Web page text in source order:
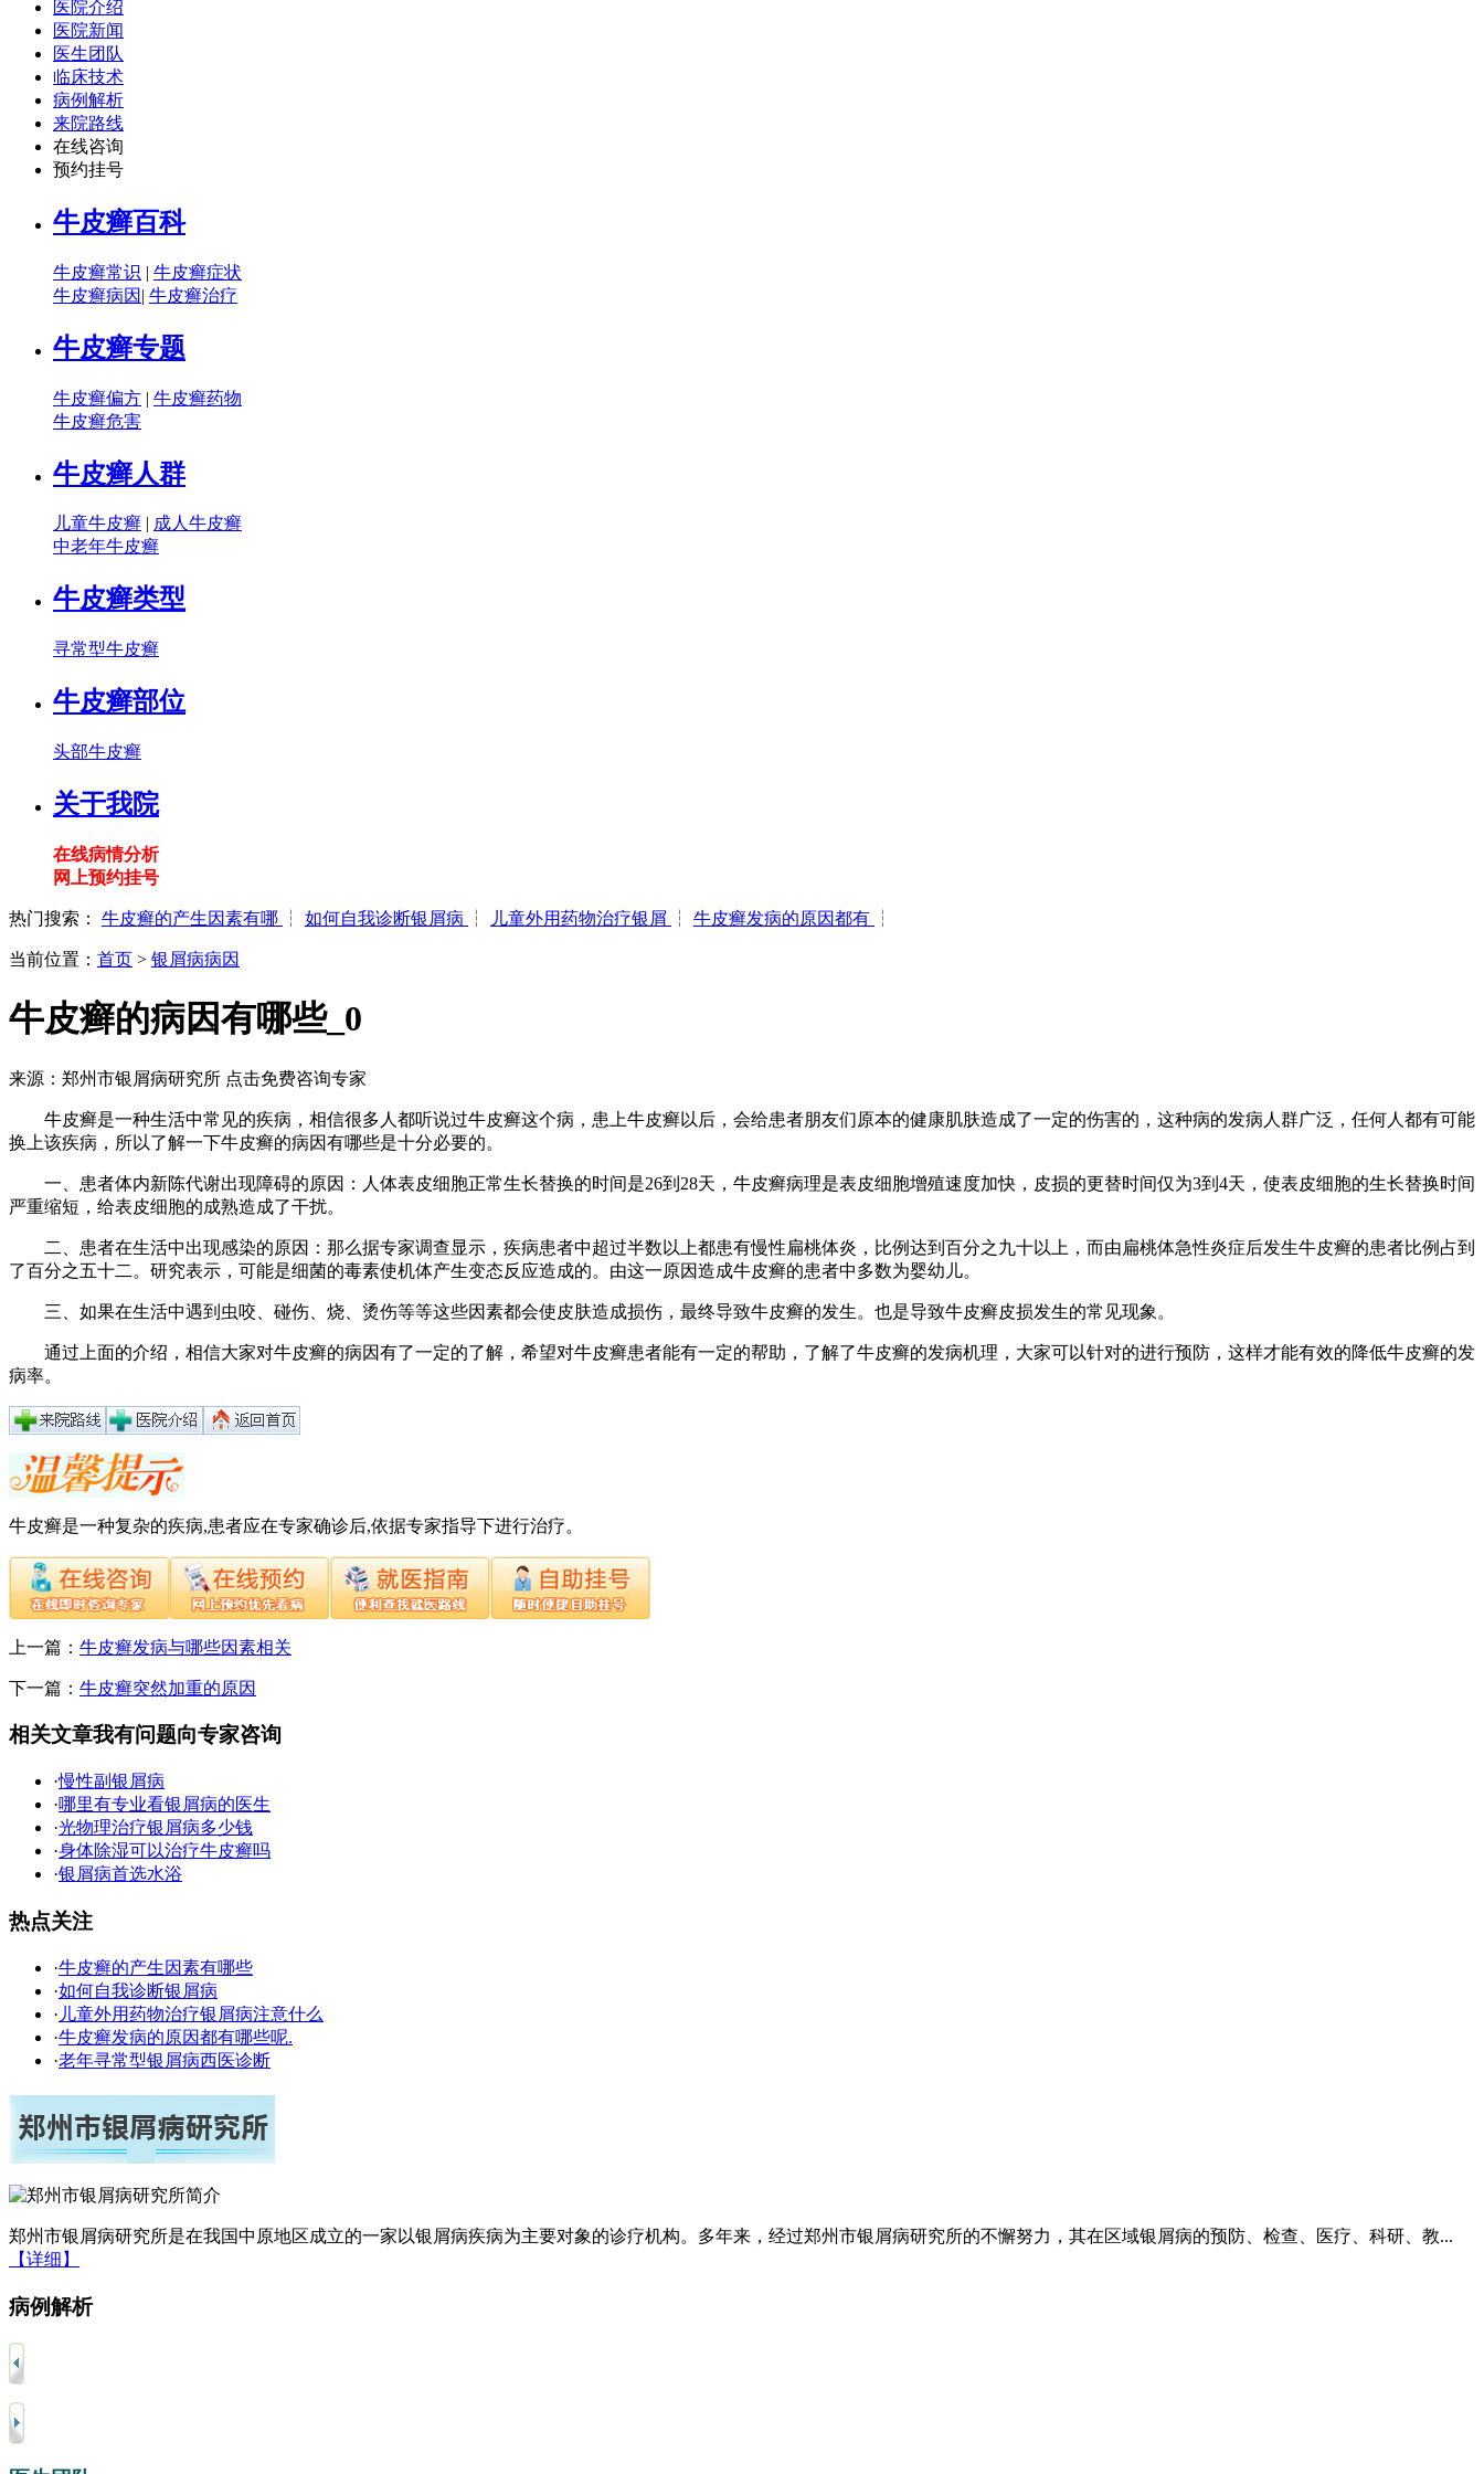
医院介绍
医院新闻
医生团队
临床技术
病例解析
来院路线
在线咨询
预约挂号
牛皮癣百科
牛皮癣常识 | 牛皮癣症状
牛皮癣病因 | 牛皮癣治疗
牛皮癣专题
牛皮癣偏方 | 牛皮癣药物
牛皮癣危害
牛皮癣人群
儿童牛皮癣 | 成人牛皮癣
中老年牛皮癣
牛皮癣类型
寻常型牛皮癣
牛皮癣部位
头部牛皮癣
关于我院
在线病情分析
网上预约挂号
热门搜索： 牛皮癣的产生因素有哪 ┆ 如何自我诊断银屑病 ┆ 儿童外用药物治疗银屑 ┆ 牛皮癣发病的原因都有 ┆
当前位置： 首页 > 银屑病病因
牛皮癣的病因有哪些_0
来源：郑州市银屑病研究所 点击免费咨询专家
牛皮癣是一种生活中常见的疾病，相信很多人都听说过牛皮癣这个病，患上牛皮癣以后，会给患者朋友们原本的健康肌肤造成了一定的伤害的，这种病的发病人群广泛，任何人都有可能
换上该疾病，所以了解一下牛皮癣的病因有哪些是十分必要的。
一、患者体内新陈代谢出现障碍的原因：人体表皮细胞正常生长替换的时间是26到28天，牛皮癣病理是表皮细胞增殖速度加快，皮损的更替时间仅为3到4天，使表皮细胞的生长替换时间
严重缩短，给表皮细胞的成熟造成了干扰。
二、患者在生活中出现感染的原因：那么据专家调查显示，疾病患者中超过半数以上都患有慢性扁桃体炎，比例达到百分之九十以上，而由扁桃体急性炎症后发生牛皮癣的患者比例占到
了百分之五十二。研究表示，可能是细菌的毒素使机体产生变态反应造成的。由这一原因造成牛皮癣的患者中多数为婴幼儿。
三、如果在生活中遇到虫咬、碰伤、烧、烫伤等等这些因素都会使皮肤造成损伤，最终导致牛皮癣的发生。也是导致牛皮癣皮损发生的常见现象。
通过上面的介绍，相信大家对牛皮癣的病因有了一定的了解，希望对牛皮癣患者能有一定的帮助，了解了牛皮癣的发病机理，大家可以针对的进行预防，这样才能有效的降低牛皮癣的发
病率。
牛皮癣是一种复杂的疾病,患者应在专家确诊后,依据专家指导下进行治疗。
上一篇： 牛皮癣发病与哪些因素相关
下一篇： 牛皮癣突然加重的原因
相关文章我有问题向专家咨询
·慢性副银屑病
·哪里有专业看银屑病的医生
·光物理治疗银屑病多少钱
·身体除湿可以治疗牛皮癣吗
·银屑病首选水浴
热点关注
·牛皮癣的产生因素有哪些
·如何自我诊断银屑病
· 儿童外用药物治疗银屑病注意什么
·牛皮癣发病的原因都有哪些呢.
·老年寻常型银屑病西医诊断
郑州市银屑病研究所是在我国中原地区成立的一家以银屑病疾病为主要对象的诊疗机构。多年来，经过郑州市银屑病研究所的不懈努力，其在区域银屑病的预防、检查、医疗、科研、教...
【详细】
病例解析